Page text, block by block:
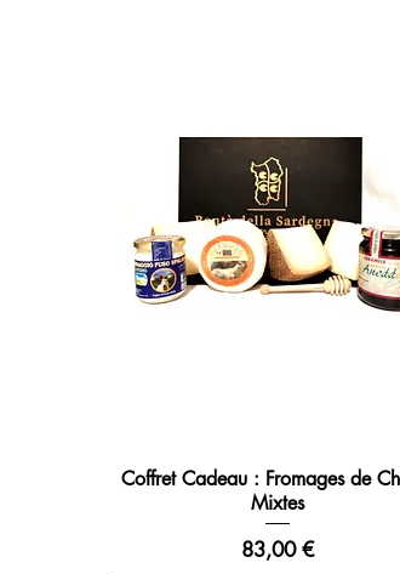
Coffret Cadeau : Fromages de
Mixtes
Prix
83,00 €